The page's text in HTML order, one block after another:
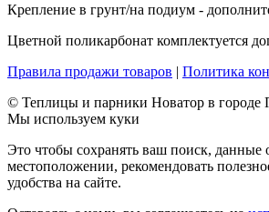
Крепление в грунт/на подиум -
Цветной поликарбонат комплектуется
Правила продажи товаров | Политика
© Теплицы и парники Новатор в городе
Мы используем куки
Это чтобы сохранять ваш поиск, данные
местоположении, рекомендовать
удобства на сайте.